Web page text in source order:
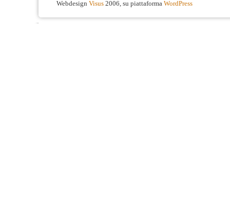
Webdesign Visus 2006, su piattaforma WordPress